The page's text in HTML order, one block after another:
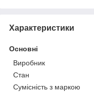
Характеристики
Основні
Виробник
Стан
Сумісність з маркою